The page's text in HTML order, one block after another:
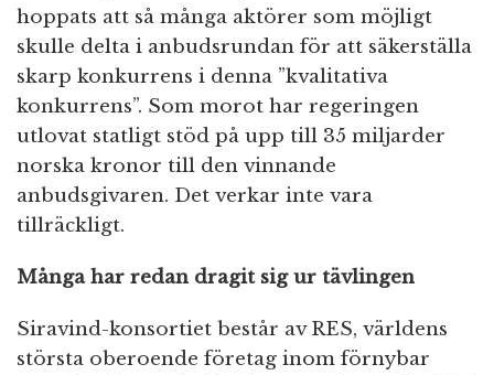
hoppats att så många aktörer som möjligt
skulle delta i anbudsrundan för att säkerställa
skarp konkurrens i denna ”kvalitativa
konkurrens”. Som morot har regeringen
utlovat statligt stöd på upp till 35 miljarder
norska kronor till den vinnande
anbudsgivaren. Det verkar inte vara
tillräckligt.
Många har redan dragit sig ur tävlingen
Siravind-konsortiet består av RES, världens
största oberoende företag inom förnybar